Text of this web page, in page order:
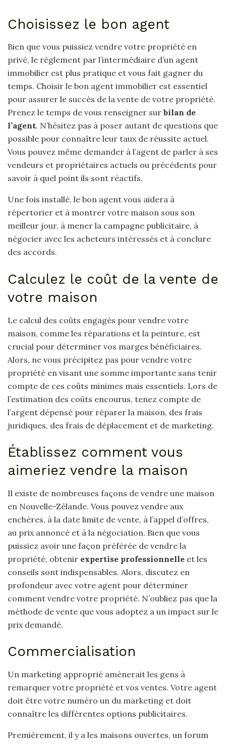
Choisissez le bon agent
Bien que vous puissiez vendre votre propriété en
privé, le règlement par l’intermédiaire d’un agent
immobilier est plus pratique et vous fait gagner du
temps. Choisir le bon agent immobilier est essentiel
pour assurer le succès de la vente de votre propriété.
Prenez le temps de vous renseigner sur bilan de
l’agent. N’hésitez pas à poser autant de questions que
possible pour connaître leur taux de réussite actuel.
Vous pouvez même demander à l’agent de parler à ses
vendeurs et propriétaires actuels ou précédents pour
savoir à quel point ils sont réactifs.
Une fois installé, le bon agent vous aidera à
répertorier et à montrer votre maison sous son
meilleur jour, à mener la campagne publicitaire, à
négocier avec les acheteurs intéressés et à conclure
des accords.
Calculez le coût de la vente de
votre maison
Le calcul des coûts engagés pour vendre votre
maison, comme les réparations et la peinture, est
crucial pour déterminer vos marges bénéficiaires.
Alors, ne vous précipitez pas pour vendre votre
propriété en visant une somme importante sans tenir
compte de ces coûts minimes mais essentiels. Lors de
l’estimation des coûts encourus, tenez compte de
l’argent dépensé pour réparer la maison, des frais
juridiques, des frais de déplacement et de marketing.
Établissez comment vous
aimeriez vendre la maison
Il existe de nombreuses façons de vendre une maison
en Nouvelle-Zélande. Vous pouvez vendre aux
enchères, à la date limite de vente, à l’appel d’offres,
au prix annoncé et à la négociation. Bien que vous
puissiez avoir une façon préférée de vendre la
propriété, obtenir expertise professionnelle et les
conseils sont indispensables. Alors, discutez en
profondeur avec votre agent pour déterminer
comment vendre votre propriété. N’oubliez pas que la
méthode de vente que vous adoptez a un impact sur le
prix demandé.
Commercialisation
Un marketing approprié amènerait les gens à
remarquer votre propriété et vos ventes. Votre agent
doit être votre numéro un du marketing et doit
connaître les différentes options publicitaires.
Premièrement, il y a les maisons ouvertes, un forum